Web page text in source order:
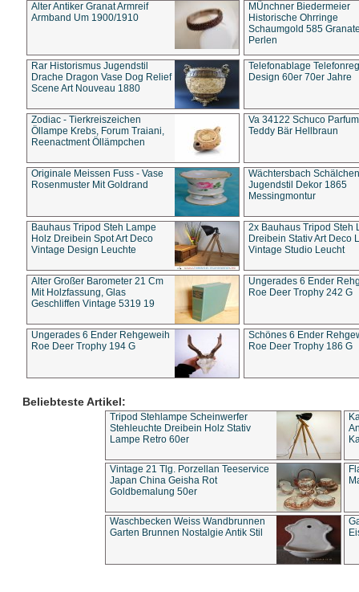
Alter Antiker Granat Armreif
Armband Um 1900/1910
MÜnchner Biedermeier
Historische Ohrringe
Schaumgold 585
Perlen
Rar Historismus Jugendstil
Drache Dragon Vase Dog Relief
Scene Art Nouveau 1880
Telefonablage
Design 60er 70er Jahre
Zodiac - Tierkreiszeichen
Öllampe Krebs, Forum Traiani,
Reenactment Öllämpchen
Va 34122 Schuco
Teddy Bär Hellbraun
Originale Meissen Fuss - Vase
Rosenmuster Mit Goldrand
Wächtersbach Schälchen
Jugendstil Dekor 1865
Messingmontur
Bauhaus Tripod Steh Lampe
Holz Dreibein Spot Art Deco
Vintage Design Leuchte
2x Bauhaus Tripod Steh
Dreibein Stativ Art Deco
Vintage Studio Leucht
Alter Großer Barometer 21 Cm
Mit Holzfassung, Glas
Geschliffen Vintage 5319 19
Ungerades 6 Ender
Roe Deer Trophy 242 G
Ungerades 6 Ender Rehgeweih
Roe Deer Trophy 194 G
Schönes 6 Ender
Roe Deer Trophy 186 G
Beliebteste Artikel:
Tripod Stehlampe Scheinwerfer
Stehleuchte Dreibein Holz Stativ
Lampe Retro 60er
Vintage 21 Tlg. Porzellan Teeservice
Japan China Geisha Rot
Goldbemalung 50er
Waschbecken Weiss Wandbrunnen
Garten Brunnen Nostalgie Antik Stil